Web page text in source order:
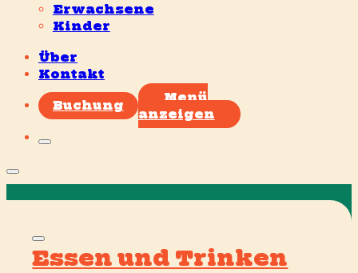
Erwachsene
Kinder
Über
Kontakt
Buchung
Menü
anzeigen
Essen und Trinken